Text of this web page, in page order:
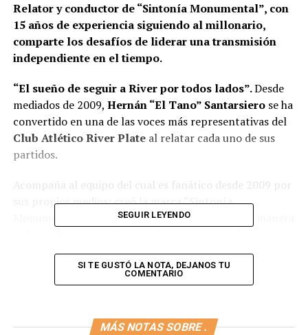
Relator y conductor de “Sintonía Monumental”, con
15 años de experiencia siguiendo al millonario,
comparte los desafíos de liderar una transmisión
independiente en el tiempo.
“El sueño de seguir a River por todos lados”.Desde
mediados de 2009, Hernán “El Tano” Santarsierose ha
convertido en una de las voces más representativas del
Club Atlético River Plateal relatar cada uno de sus
partidos.
Acompaña al equipo del cual es fanático desde 2009 por
sus propios medios: creó la marca “Sintonía
Monumental” para ponerle voz a los partidos de manera
YouTube. Allí comparte contenidos periodísticos sobre
el millonario y, en la actualidad, tiene más de 61 mil
seguidores con un caudal de 9.991.970 vistas. Además,
“Uno siempre intenta ser profesional, combinando
SEGUIR LEYENDO
SI TE GUSTÓ LA NOTA, DEJANOS TU
COMENTARIO
MÁS NOTAS SOBRE .